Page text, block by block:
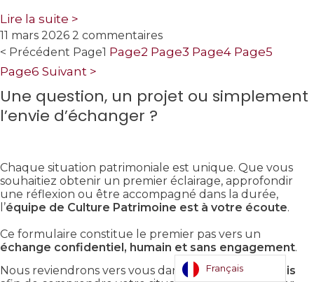
Lire la suite >
11 mars 2026 2 commentaires
< Précédent Page1 Page2 Page3 Page4 Page5
Page6 Suivant >
Une question, un projet ou simplement
l’envie d’échanger ?
Chaque situation patrimoniale est unique. Que vous
souhaitiez obtenir un premier éclairage, approfondir
une réflexion ou être accompagné dans la durée,
l’équipe de Culture Patrimoine est à votre écoute.
Ce formulaire constitue le premier pas vers un
échange confidentiel, humain et sans engagement.
Nous reviendrons vers vous dans les meilleurs délais
Français